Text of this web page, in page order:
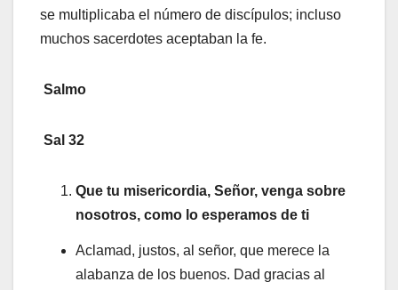
se multiplicaba el número de discípulos; incluso
muchos sacerdotes aceptaban la fe.
Salmo
Sal 32
Que tu misericordia, Señor, venga sobre
nosotros, como lo esperamos de ti
Aclamad, justos, al señor, que merece la
alabanza de los buenos. Dad gracias al